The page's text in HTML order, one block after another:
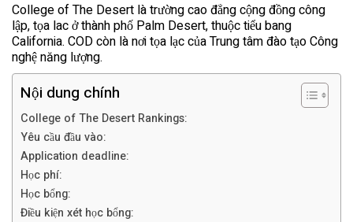
College of The Desert là trường cao đẳng cộng đồng công
lập, tọa lac ở thành phố Palm Desert, thuộc tiểu bang
California. COD còn là nơi tọa lạc của Trung tâm đào tạo Công
nghệ năng lượng.
Nội dung chính
College of The Desert Rankings:
Yêu cầu đầu vào:
Application deadline:
Học phí:
Học bổng:
Điều kiện xét học bổng: